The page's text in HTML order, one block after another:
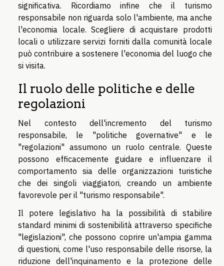
significativa. Ricordiamo infine che il turismo
responsabile non riguarda solo l'ambiente, ma anche
l'economia locale. Scegliere di acquistare prodotti
locali o utilizzare servizi forniti dalla comunità locale
può contribuire a sostenere l'economia del luogo che
si visita.
Il ruolo delle politiche e delle
regolazioni
Nel contesto dell'incremento del turismo
responsabile, le "politiche governative" e le
"regolazioni" assumono un ruolo centrale. Queste
possono efficacemente guidare e influenzare il
comportamento sia delle organizzazioni turistiche
che dei singoli viaggiatori, creando un ambiente
favorevole per il "turismo responsabile".
Il potere legislativo ha la possibilità di stabilire
standard minimi di sostenibilità attraverso specifiche
"legislazioni", che possono coprire un'ampia gamma
di questioni, come l'uso responsabile delle risorse, la
riduzione dell'inquinamento e la protezione delle